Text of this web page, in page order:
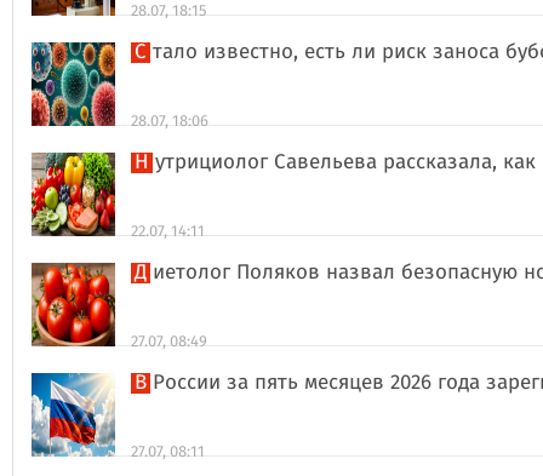
28.07, 18:15
Стало известно, есть ли риск заноса
28.07, 18:06
Нутрициолог Савельева рассказала,
22.07, 14:11
Диетолог Поляков назвал безопасную
27.07, 08:49
В России за пять месяцев 2026 года
27.07, 08:11